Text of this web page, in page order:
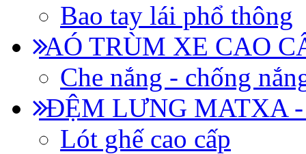
Bao tay lái phổ thông
AÓ TRÙM XE CAO
Che nắng - chống
ĐỆM LƯNG MATXA -
Lót ghế cao cấp